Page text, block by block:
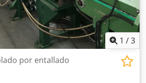
1 /3
por entallado